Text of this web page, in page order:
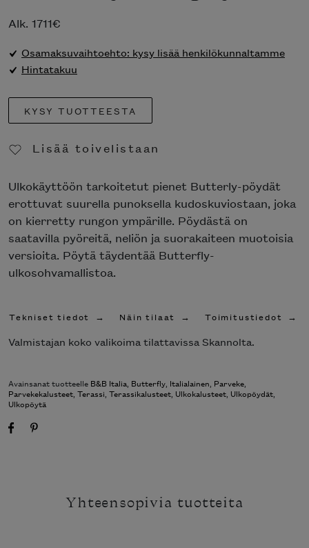
Alk. 1711€
Osamaksuvaihtoehto: kysy lisää henkilökunnaltamme
Hintatakuu
KYSY TUOTTEESTA
Lisää toivelistaan
Ulkokäyttöön tarkoitetut pienet Butterly-pöydät
erottuvat suurella punoksella kudoskuviostaan, joka
on kierretty rungon ympärille. Pöydästä on
saatavilla pyöreitä, neliön ja suorakaiteen muotoisia
versioita. Pöytä täydentää Butterfly-
ulkosohvamallistoa.
Tekniset tiedot Näin tilaat Toimitustiedot
Valmistajan koko valikoima tilattavissa Skannolta.
Avainsanat tuotteelle B&B Italia, Butterfly, Italialainen, Parveke,
Parvekekalusteet, Terassi, Terassikalusteet, Ulkokalusteet, Ulkopöydät,
Ulkopöytä
Yhteensopivia tuotteita